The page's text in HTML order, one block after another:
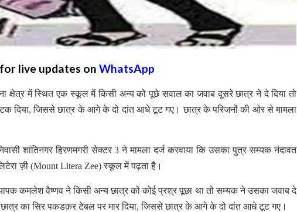
live updates on WhatsApp
क्षेत्र में स्थित एक स्कूल में किसी अन्य को पूछे सवाल का जवाब दूसरे छात्र ने दे दिया तो
दिया, जिससे छात्र के आगे के दो दांत आधे टूट गए। छात्र के परिजनों की ओर से मामला
शांतिनगर हिरणमगरी सेक्टर 3 ने मामला दर्ज करवाया कि उसका पुत्र सम्यक नंदावत
ज़ी (Mount Litera Zee) स्कूल में पढ़ता है।
कमलेश वैष्णव ने किसी अन्य छात्र को कोई प्रश्र पूछा था तो सम्यक ने उसका जवाब दे
का सिर पकडक़र टेबल पर मार दिया, जिससे छात्र के आगे के दो दांत आधे टूट गए।